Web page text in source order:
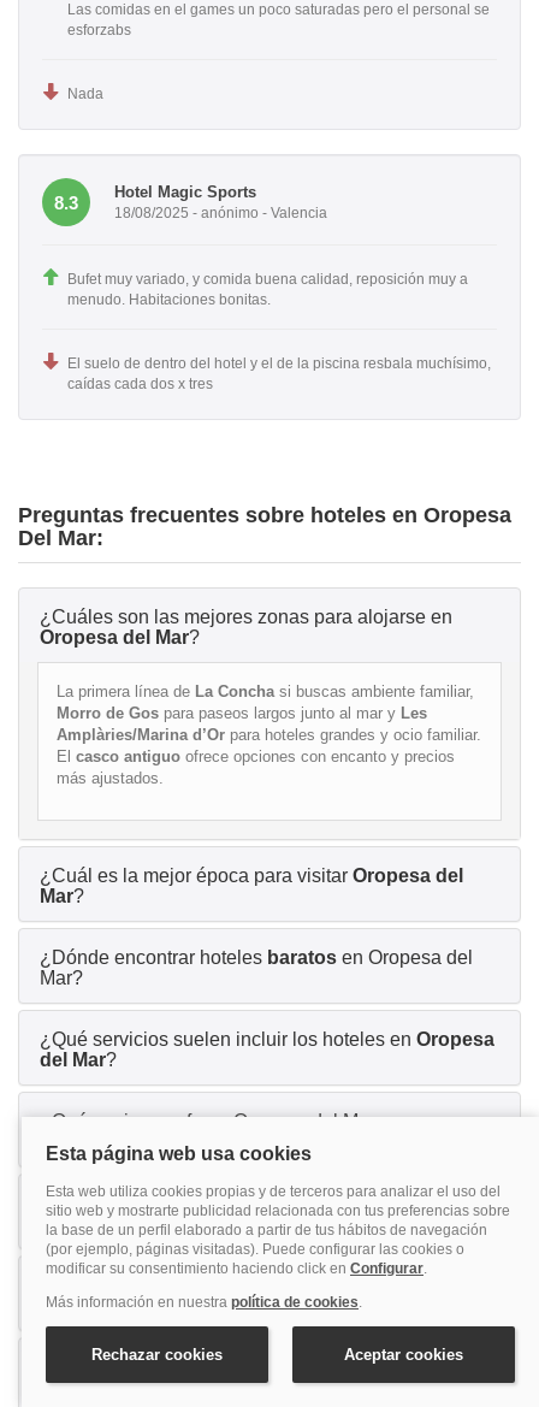
Las comidas en el games un poco saturadas pero el personal se
esforzabs
Nada
8.3
Hotel Magic Sports
18/08/2025 - anónimo - Valencia
Bufet muy variado, y comida buena calidad, reposición muy a
menudo. Habitaciones bonitas.
El suelo de dentro del hotel y el de la piscina resbala muchísimo,
caídas cada dos x tres
Preguntas frecuentes sobre hoteles en Oropesa
Del Mar:
¿Cuáles son las mejores zonas para alojarse en
Oropesa del Mar?
La primera línea de La Conchasi buscas ambiente familiar,
Morro de Gos para paseos largos junto al mar y Les
Amplàries/Marina d’Or para hoteles grandes y ocio familiar.
El casco antiguo ofrece opciones con encanto y precios
más ajustados.
¿Cuál es la mejor época para visitar Oropesa del
Mar?
¿Dónde encontrar hoteles baratos en Oropesa del
Mar?
¿Qué servicios suelen incluir los hoteles en Oropesa
del Mar?
¿Qué opciones ofrece Oropesa del Mar para unas
vacaciones en
familia
¿Cuántos días hacen falta para disfrutar deOropesa
del Mar?
para un viaje conamigos?
¿Por qué Oropesa del Mar es una buena opción para
parejas?